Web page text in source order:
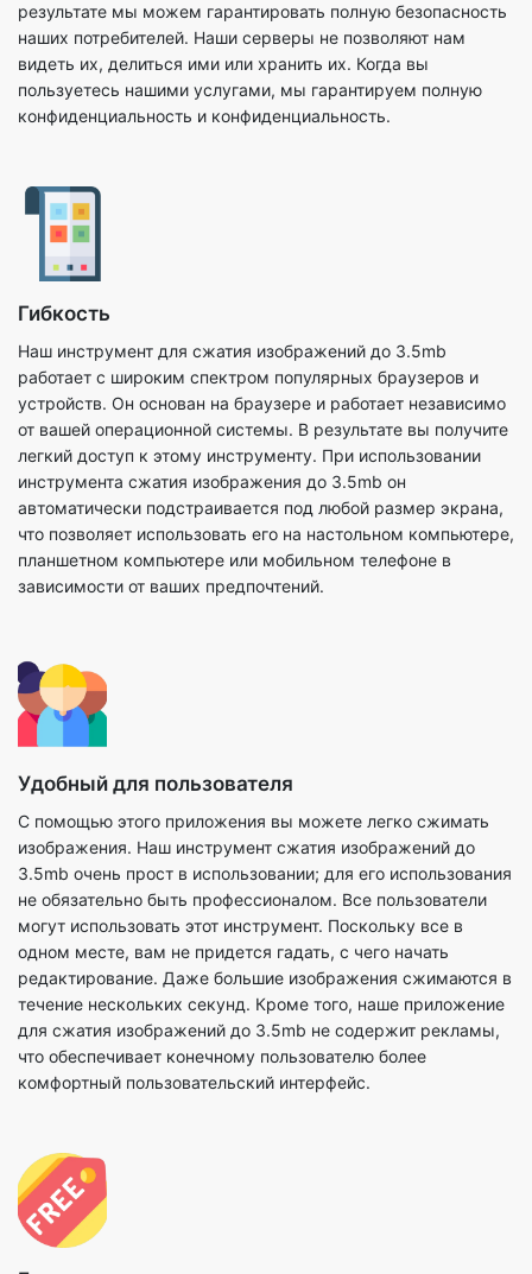
конфиденциальность и конфиденциальность.
Гибкость
Наш инструмент для сжатия изображений до 3.5mb
работает с широким спектром популярных браузеров и
устройств. Он основан на браузере и работает независимо
от вашей операционной системы. В результате вы получите
легкий доступ к этому инструменту. При использовании
инструмента сжатия изображения до 3.5mb он
автоматически подстраивается под любой размер экрана,
что позволяет использовать его на настольном компьютере,
планшетном компьютере или мобильном телефоне в
зависимости от ваших предпочтений.
Удобный для пользователя
С помощью этого приложения вы можете легко сжимать
изображения. Наш инструмент сжатия изображений до
3.5mb очень прост в использовании; для его использования
не обязательно быть профессионалом. Все пользователи
могут использовать этот инструмент. Поскольку все в
одном месте, вам не придется гадать, с чего начать
редактирование. Даже большие изображения сжимаются в
течение нескольких секунд. Кроме того, наше приложение
для сжатия изображений до 3.5mb не содержит рекламы,
что обеспечивает конечному пользователю более
комфортный пользовательский интерфейс.
Бесплатно
Вы можете использовать все наши инструменты бесплатно,
включая инструмент сжатия изображения до 3.5mb. Вы
можете свободно и легко сжимать файлы изображений.